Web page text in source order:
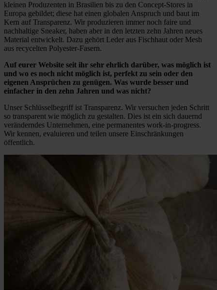
kleinen Produzenten in Brasilien bis zu den Concept-Stores in
Europa gebildet; diese hat einen globalen Anspruch und baut im
Kern auf Transparenz. Wir produzieren immer noch faire und
nachhaltige Sneaker, haben aber in den letzten zehn Jahren neues
Material entwickelt. Dazu gehört Leder aus Fischhaut oder Mesh
aus recycelten Polyester-Fasern.
Auf eurer Website seit ihr sehr ehrlich darüber, was möglich ist
und wo es noch nicht möglich ist, perfekt zu sein oder den
eigenen Ansprüchen zu genügen. Was wurde besser und
einfacher in den zehn Jahren und was nicht?
Unser Schlüsselbegriff ist Transparenz. Wir versuchen jeden Schritt
so transparent wie möglich zu gestalten. Dies ist ein sich dauernd
veränderndes Unternehmen, eine permanentes work-in-progress.
Wir kennen, evaluieren und teilen unsere Einschränkungen
öffentlich.